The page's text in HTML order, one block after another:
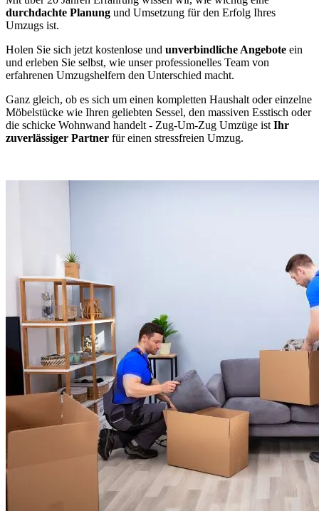
durchdachte Planung und Umsetzung für den Erfolg Ihres
Umzugs ist.
Holen Sie sich jetzt kostenlose und unverbindliche Angebote ein
und erleben Sie selbst, wie unser professionelles Team von
erfahrenen Umzugshelfern den Unterschied macht.
Ganz gleich, ob es sich um einen kompletten Haushalt oder einzelne
Möbelstücke wie Ihren geliebten Sessel, den massiven Esstisch oder
die schicke Wohnwand handelt - Zug-Um-Zug Umzüge ist Ihr
zuverlässiger Partner für einen stressfreien Umzug.